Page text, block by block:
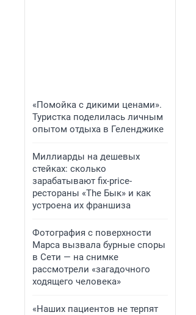
«Помойка с дикими ценами».
Туристка поделилась личным
опытом отдыха в Геленджике
Миллиарды на дешевых
стейках: сколько
зарабатывают fix-price-
рестораны «The Бык» и как
устроена их франшиза
Фотография с поверхности
Марса вызвала бурные споры
в Сети — на снимке
рассмотрели «загадочного
ходящего человека»
«Наших пациентов не терпят